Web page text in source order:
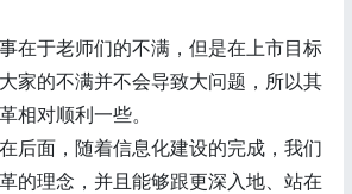
在于老师们的不满，但是在上市目标
家的不满并不会导致大问题，所以其
相对顺利一些。
后面，随着信息化建设的完成，我们
的理念，并且能够跟更深入地、站在